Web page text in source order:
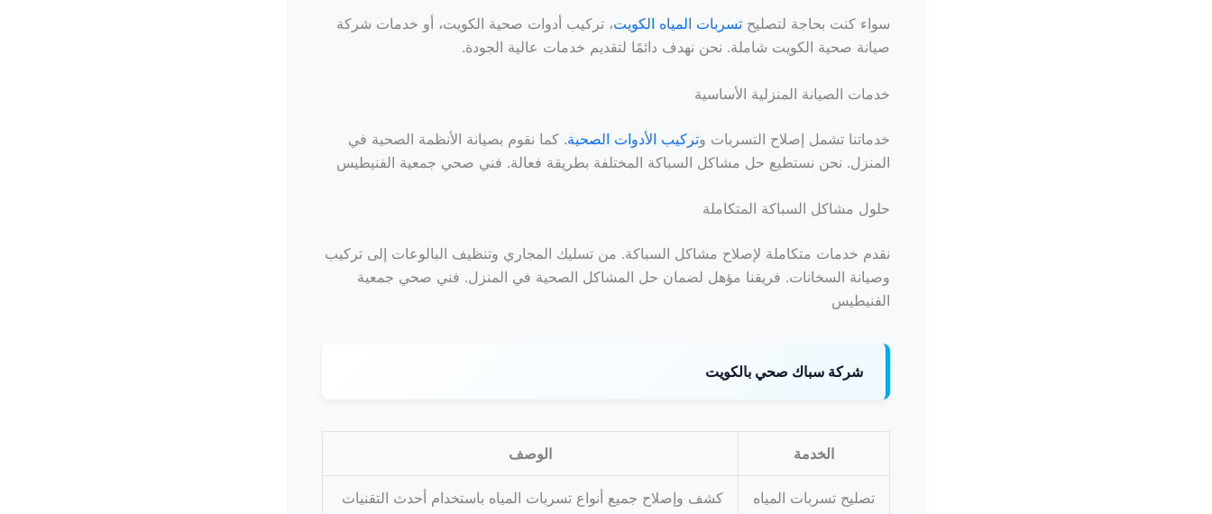
سواء كنت بحاجة لتصليح تسربات المياه الكويت، تركيب أدوات صحية الكويت، أو خدمات شركة
صيانة صحية الكويت شاملة. نحن نهدف دائمًا لتقديم خدمات عالية الجودة.
خدمات الصيانة المنزلية الأساسية
خدماتنا تشمل إصلاح التسربات وتركيب الأدوات الصحية. كما نقوم بصيانة الأنظمة الصحية في
المنزل. نحن نستطيع حل مشاكل السباكة المختلفة بطريقة فعالة. فني صحي جمعية الفنيطيس
حلول مشاكل السباكة المتكاملة
نقدم خدمات متكاملة لإصلاح مشاكل السباكة. من تسليك المجاري وتنظيف البالوعات إلى تركيب
وصيانة السخانات. فريقنا مؤهل لضمان حل المشاكل الصحية في المنزل. فني صحي جمعية
الفنيطيس
شركة سباك صحي بالكويت
الخدمة الوصف
تصليح تسربات المياه كشف وإصلاح جميع أنواع تسربات المياه باستخدام أحدث التقنيات